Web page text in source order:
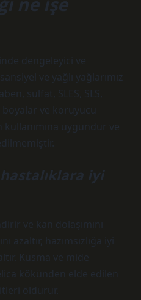
dengeleyici ve
ve yağlı yağlarımız
sülfat, SLES, SLS,
ve koruyucu
uygundur ve
iyi
ve kan dolaşımını
azaltır, hazımsızlığa iyi
Kusma ve mide
kökünden elde edilen
öldürür.